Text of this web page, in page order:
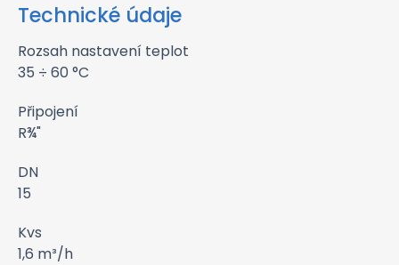
Technické údaje
Rozsah nastavení teplot
35 ÷ 60 °C
Připojení
R¾"
DN
15
Kvs
1,6 m³/h